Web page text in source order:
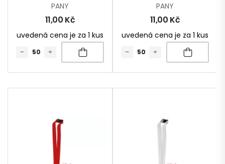
PANY
11,00 Kč
uvedená cena je za 1 kus
PANY
11,00 Kč
uvedená cena je za 1 kus